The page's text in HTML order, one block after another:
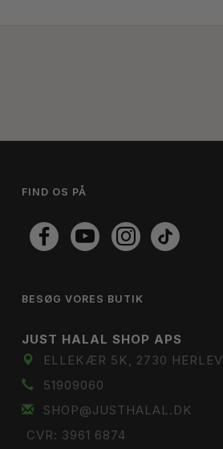
FIND OS PÅ
BESØG VORES BUTIK
JUST HALAL SHOP APS
ELLEKÆR 5K, 2730 HERLEV
51909060
SHOP@JUSTHALAL.DK
CVR: 3961 6874